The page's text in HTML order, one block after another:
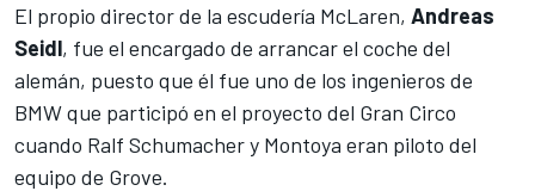
El propio director de la escudería McLaren, Andreas
Seidl, fue el encargado de arrancar el coche del
alemán, puesto que él fue uno de los ingenieros de
BMW que participó en el proyecto del Gran Circo
cuando Ralf Schumacher y Montoya eran piloto del
equipo de Grove.